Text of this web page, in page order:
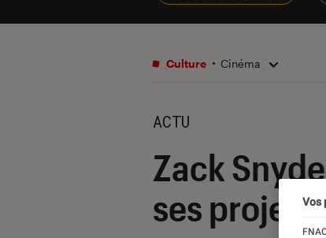
Culture Cinéma
ACTU
Zack
ses projetsVos